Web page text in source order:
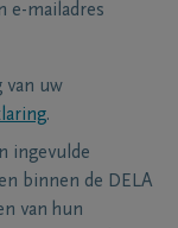
e-mailadres
van uw
.
ingevulde
binnen de DELA
van hun